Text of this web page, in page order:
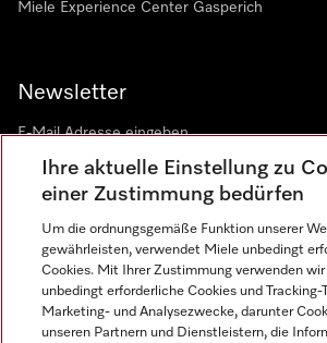
Miele Experience Center Gasperich
Newsletter
Sprache
DEUTSCH
Ihre aktuelle Einstellung zu
einer Zustimmung bedürfen
Um die ordnungsgemäße Funktion unserer
gewährleisten, verwendet Miele unbedingt
Cookies. Mit Ihrer Zustimmung verwenden
unbedingt erforderliche Cookies und Tracking-
Marketing- und Analysezwecke, darunter
unseren Partnern und Dienstleistern, die